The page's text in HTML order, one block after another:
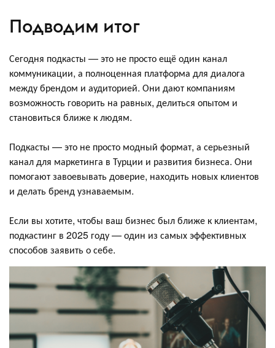
Подводим итог
Сегодня подкасты — это не просто ещё один канал
коммуникации, а полноценная платформа для диалога
между брендом и аудиторией. Они дают компаниям
возможность говорить на равных, делиться опытом и
становиться ближе к людям.
Подкасты — это не просто модный формат, а серьезный
канал для маркетинга в Турции и развития бизнеса. Они
помогают завоевывать доверие, находить новых клиентов
и делать бренд узнаваемым.
Если вы хотите, чтобы ваш бизнес был ближе к клиентам,
подкастинг в 2025 году — один из самых эффективных
способов заявить о себе.